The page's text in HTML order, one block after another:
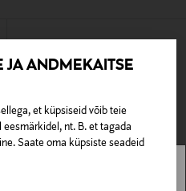
JA ANDMEKAITSE
et küpsiseid võib teie
nt. B. et tagada
Saate oma küpsiste seadeid
saadaval.